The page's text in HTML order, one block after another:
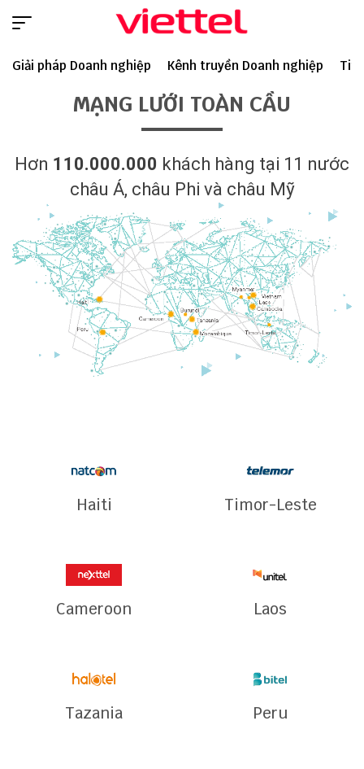
Giải pháp Doanh nghiệp Kênh truyền Doanh nghiệp Tin
MẠNG LƯỚI TOÀN CẦU
Hơn 110.000.000 khách hàng tại 11 nước
châu Á, châu Phi và châu Mỹ
Haiti Timor-Leste
Cameroon Laos
Tazania Peru